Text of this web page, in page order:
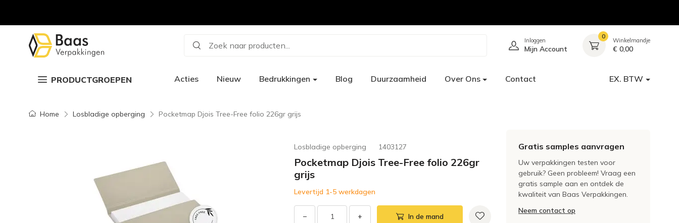
Zoek naar producten... Inloggen
Mijn Account
0
Winkelmandje
€ 0,00
PRODUCTGROEPEN Acties Nieuw Bedrukkingen Blog Duurzaamheid Over Ons Contact EX. BTW
Home Losbladige opberging Pocketmap Djois Tree-Free folio 226gr grijs
Losbladige opberging 1403127
Pocketmap Djois Tree-Free folio 226gr
grijs
Levertijd 1-5 werkdagen
− + In de mand
Gratis samples aanvragen
Uw verpakkingen testen voor
gebruik? Geen probleem! Vraag een
gratis sample aan en ontdek de
kwaliteit van Baas Verpakkingen.
Neem contact op